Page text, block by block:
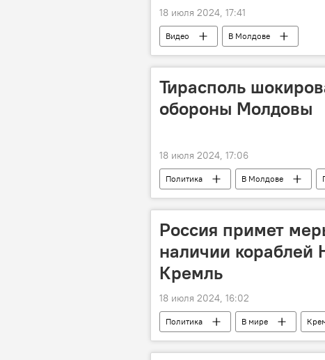
18 июля 2024, 17:41
Видео В Молдове
Тирасполь
обороны Молдовы
18 июля 2024, 17:06
Политика В Молдове
Россия примет
наличии
Кремль
18 июля 2024, 16:02
Политика В мире
Дмитрий Песков
Россия